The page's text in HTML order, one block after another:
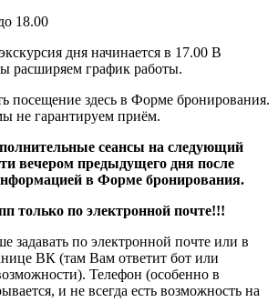
18.00
дня начинается в 17.00 В
расширяем график работы.
посещение здесь в Форме бронирования.
не гарантируем приём.
сеансы на следующий
вечером предыдущего дня после
в Форме бронирования.
только по электронной почте!!!
задавать по электронной почте или в
ВК (там Вам ответит бот или
Телефон (особенно в
и не всегда есть возможность на